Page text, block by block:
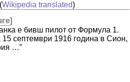
Wikipedia translated)
]
е бивш пилот от Формула 1.
15 септември 1916 година в Сион,
…”